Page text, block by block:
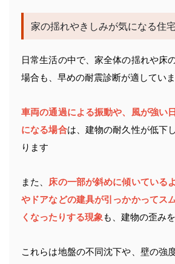
家の揺れやきしみが気になる住宅
日常生活の中で、家全体の揺れや床
場合も、早めの耐震診断が適していま
車両の通過による振動や、風が強い
になる場合は、建物の耐久性が低下
ります
また、 床の一部が斜めに傾いている
やドアなどの建具が引っかかってス
くなったりする現象も、建物の歪み
これらは地盤の不同沈下や、壁の強